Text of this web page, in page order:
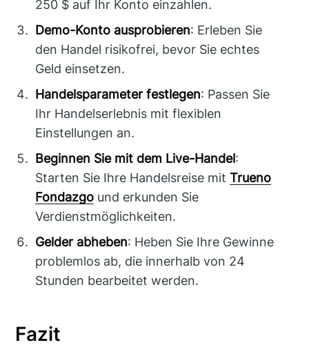
250 $ auf Ihr Konto einzahlen.
Demo-Konto ausprobieren: Erleben Sie
den Handel risikofrei, bevor Sie echtes
Geld einsetzen.
Handelsparameter festlegen: Passen Sie
Ihr Handelserlebnis mit flexiblen
Einstellungen an.
Beginnen Sie mit dem Live-Handel:
Starten Sie Ihre Handelsreise mitTrueno
Fondazgo und erkunden Sie
Verdienstmöglichkeiten.
Gelder abheben: Heben Sie Ihre Gewinne
problemlos ab, die innerhalb von 24
Stunden bearbeitet werden.
Fazit